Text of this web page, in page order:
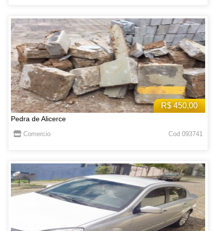
R$ 450,00
Pedra de Alicerce
Comercio Cod 093741